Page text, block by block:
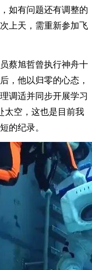
如有问题还有调整的
上天，需重新参加飞
蔡旭哲曾执行神舟十
，他以归零的心态，
调适并同步开展学习
太空，这也是目前我
的纪录。